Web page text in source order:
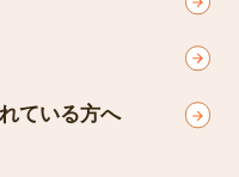
ている方へ